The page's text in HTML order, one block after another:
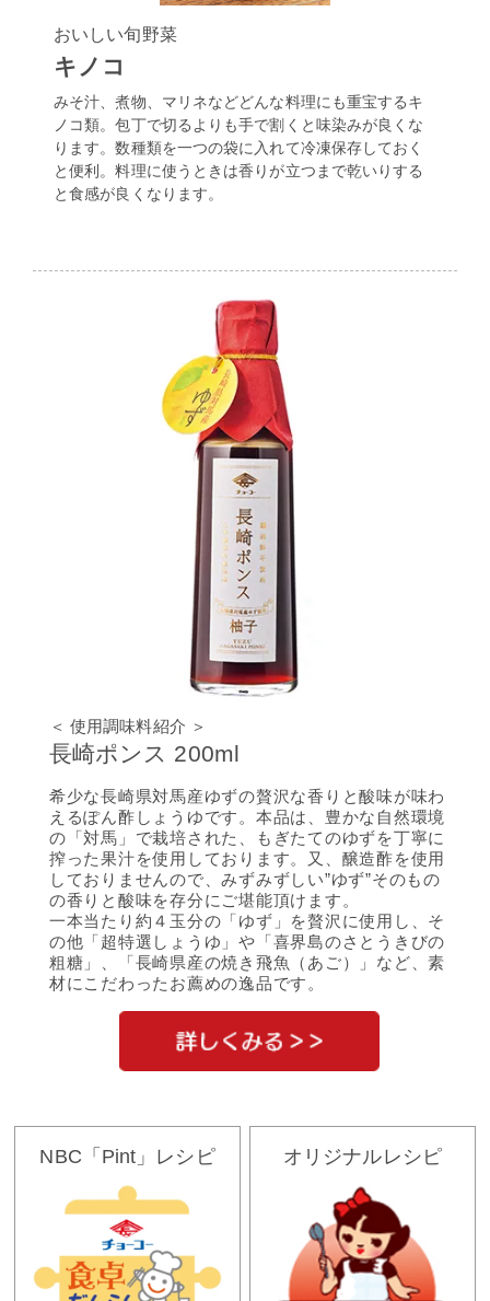
おいしい旬野菜
キノコ
みそ汁、煮物、マリネなどどんな料理にも重宝するキ
ノコ類。包丁で切るよりも手で割くと味染みが良くな
ります。数種類を一つの袋に入れて冷凍保存しておく
と便利。料理に使うときは香りが立つまで乾いりする
と食感が良くなります。
＜ 使用調味料紹介 ＞
長崎ポンス 200ml
希少な長崎県対馬産ゆずの贅沢な香りと酸味が味わ
えるぽん酢しょうゆです。本品は、豊かな自然環境
の「対馬」で栽培された、もぎたてのゆずを丁寧に
搾った果汁を使用しております。又、醸造酢を使用
しておりませんので、みずみずしい”ゆず”そのもの
の香りと酸味を存分にご堪能頂けます。
一本当たり約４玉分の「ゆず」を贅沢に使用し、そ
の他「超特選しょうゆ」や「喜界島のさとうきびの
粗糖」、「長崎県産の焼き飛魚（あご）」など、素
材にこだわったお薦めの逸品です。
NBC「Pint」レシピ オリジナルレシピ